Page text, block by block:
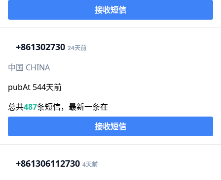
接收短信
+861302730 24天前
中国 CHINA
pubAt 544天前
总共487条短信，最新一条在
接收短信
+861306112730 4天前